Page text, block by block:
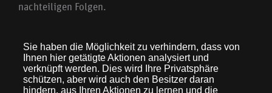
nachteiligen Folgen.